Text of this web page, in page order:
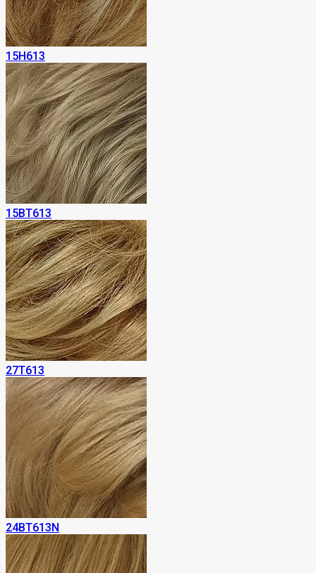
15H613
15BT613
27T613
24BT613N